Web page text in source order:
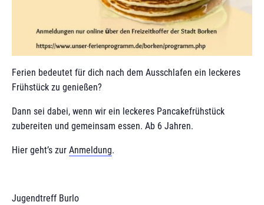
Ferien bedeutet für dich nach dem Ausschlafen ein leckeres
Frühstück zu genießen?
Dann sei dabei, wenn wir ein leckeres Pancakefrühstück
zubereiten und gemeinsam essen. Ab 6 Jahren.
Hier geht’s zur Anmeldung.
Jugendtreff Burlo